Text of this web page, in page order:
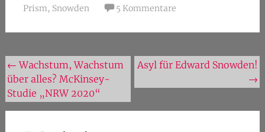
Prism, Snowden 5 Kommentare
Beitragsnavigation
← Wachstum, Wachstum
über alles? McKinsey-
Studie „NRW 2020“
Asyl für Edward Snowden!
→